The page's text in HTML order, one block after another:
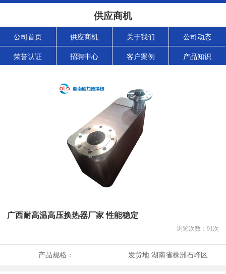
供应商机
公司首页 供应商机 关于我们 公司动态
荣誉认证 招聘中心 客户案例 产品知识
广西耐高温高压换热器厂家 性能稳定
浏览次数： 91次
产品规格： 发货地:湖南省株洲石峰区